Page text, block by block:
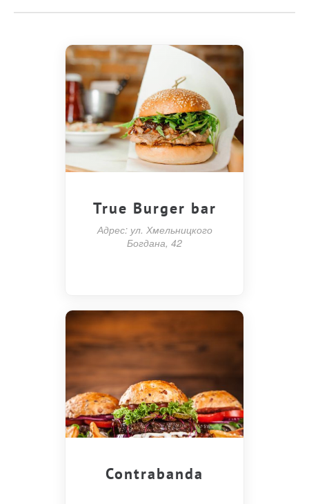
True Burger bar
Адрес: ул. Хмельницкого
Богдана, 42
Contrabanda